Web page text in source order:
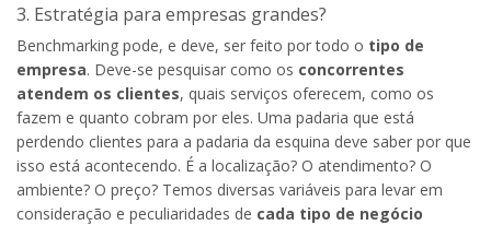
3. Estratégia para empresas grandes?
Benchmarking pode, e deve, ser feito por todo o tipo de
empresa. Deve-se pesquisar como os concorrentes
atendem os clientes, quais serviços oferecem, como os
fazem e quanto cobram por eles. Uma padaria que está
perdendo clientes para a padaria da esquina deve saber por que
isso está acontecendo. É a localização? O atendimento? O
ambiente? O preço? Temos diversas variáveis para levar em
consideração e peculiaridades de cada tipo de negócio